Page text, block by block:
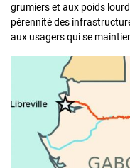
grumiers et aux poids
pérennité des
aux usagers qui se